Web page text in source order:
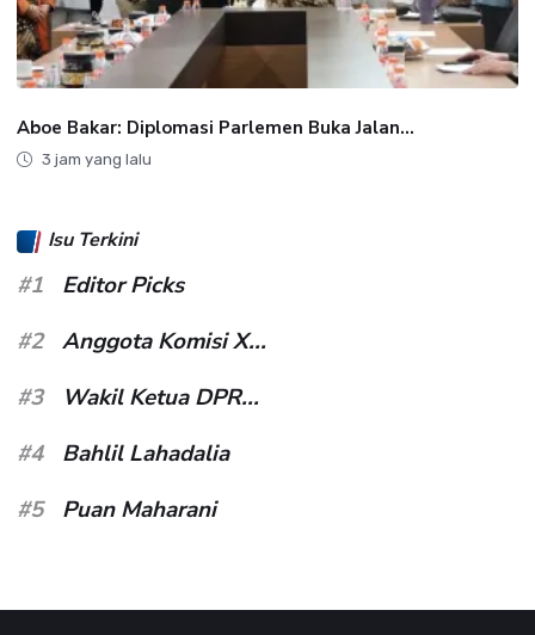
Aboe Bakar: Diplomasi Parlemen Buka Jalan...
3 jam yang lalu
Isu Terkini
#1
Editor Picks
#2
Anggota Komisi X...
#3
Wakil Ketua DPR...
#4
Bahlil Lahadalia
#5
Puan Maharani